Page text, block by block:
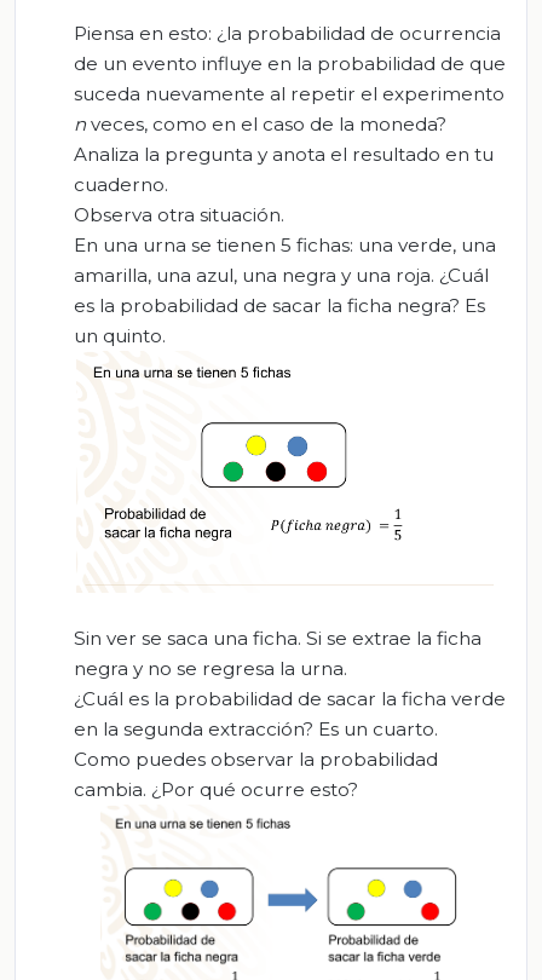
Piensa en esto: ¿la probabilidad de ocurrencia
de un evento influye en la probabilidad de que
suceda nuevamente al repetir el experimento
nveces, como en el caso de la moneda?
Analiza la pregunta y anota el resultado en tu
cuaderno.
Observa otra situación.
En una urna se tienen 5 fichas: una verde, una
amarilla, una azul, una negra y una roja. ¿Cuál
es la probabilidad de sacar la ficha negra? Es
un quinto.
Sin ver se saca una ficha. Si se extrae la ficha
negra y no se regresa la urna.
¿Cuál es la probabilidad de sacar la ficha verde
en la segunda extracción? Es un cuarto.
Como puedes observar la probabilidad
cambia. ¿Por qué ocurre esto?